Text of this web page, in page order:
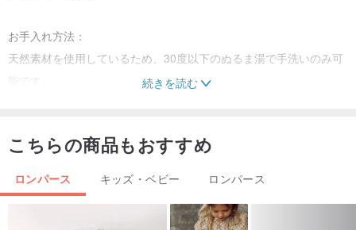
お手入れ方法：
天然素材を使用しているため、30度以下のぬるま湯で手洗いのみ可
能です。
重要事項：
製作期間として 14〜16日間 ほどお時間をいただいております。
続きを読む
こちらの商品もおすすめ
ロンパース キッズ・ベビー ロンパース